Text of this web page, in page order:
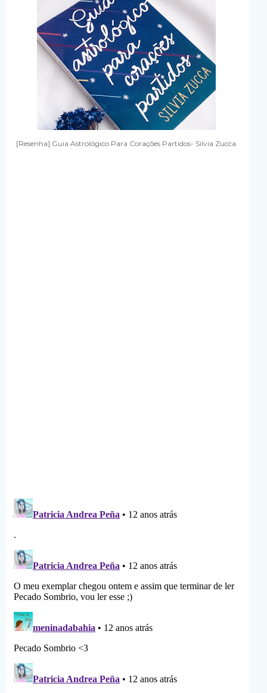
[Resenha] Guia Astrológico Para Corações Partidos- Silvia Zucca